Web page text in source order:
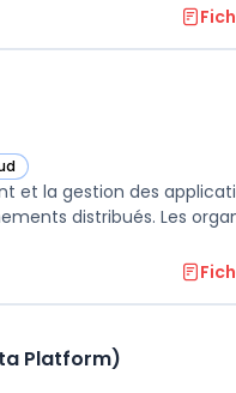
Edge AI) dans
et la gestion des
distribués. Les
Platform)